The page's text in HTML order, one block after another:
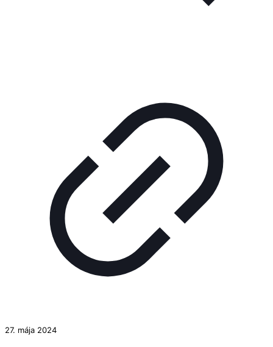
27. mája 2024